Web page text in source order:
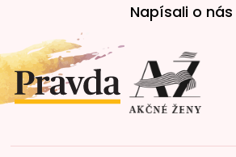
t
i
e
Napísali o nás